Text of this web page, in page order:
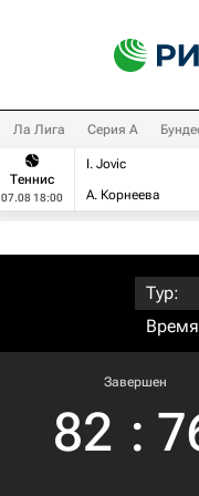
Ла Лига Серия А
Теннис
07.08 18:00
I. Jovic
А. Корнеева
Тур:
Завершен
82 :